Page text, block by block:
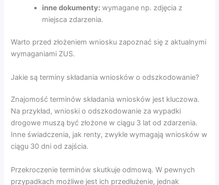
inne dokumenty: wymagane np. zdjęcia z
miejsca zdarzenia.
Warto przed złożeniem wniosku zapoznać się z aktualnymi
wymaganiami ZUS.
Jakie są terminy składania wniosków o odszkodowanie?
Znajomość terminów składania wniosków jest kluczowa.
Na przykład, wnioski o odszkodowanie za wypadki
drogowe muszą być złożone w ciągu 3 lat od zdarzenia.
Inne świadczenia, jak renty, zwykle wymagają wniosków w
ciągu 30 dni od zajścia.
Przekroczenie terminów skutkuje odmową. W pewnych
przypadkach możliwe jest ich przedłużenie, jednak